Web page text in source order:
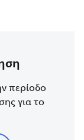
περίοδο
για το